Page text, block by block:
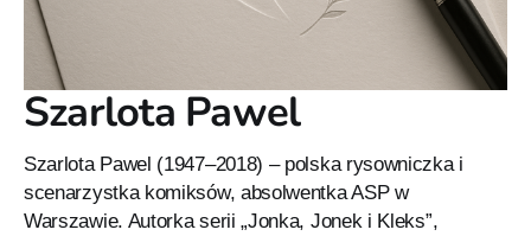
Szarlota Pawel
Szarlota Pawel (1947–2018) – polska rysowniczka i
scenarzystka komiksów, absolwentka ASP w
Warszawie. Autorka serii „Jonka, Jonek i Kleks”,